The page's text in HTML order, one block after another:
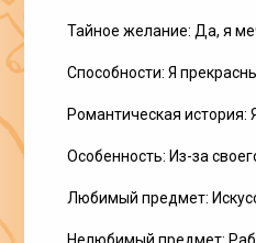
Тайное желание: Да, я
Способности: Я
Романтическая история:
Особенность: Из-за
Любимый предмет: